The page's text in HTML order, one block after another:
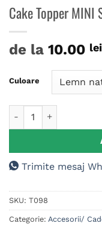
Cake Topper
de la 10.00 lei
Culoare
Trimite mesaj
SKU: T098
Categorie: Accesorii/